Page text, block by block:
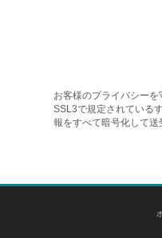
お客様のプライバシー
SSL3で規定されている
報をすべて暗号化して送